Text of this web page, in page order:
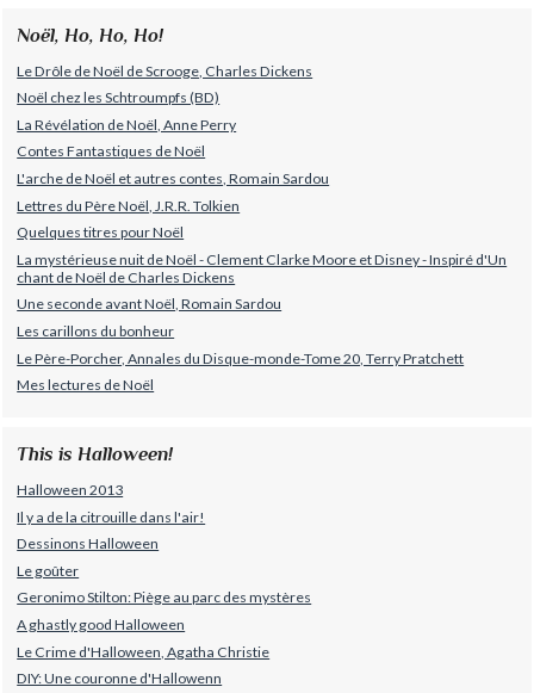
Noël, Ho, Ho, Ho!
Le Drôle de Noël de Scrooge, Charles Dickens
Noël chez les Schtroumpfs (BD)
La Révélation de Noël, Anne Perry
Contes Fantastiques de Noël
L'arche de Noël et autres contes, Romain Sardou
Lettres du Père Noël, J.R.R. Tolkien
Quelques titres pour Noël
La mystérieuse nuit de Noël - Clement Clarke Moore et Disney - Inspiré d'Un
chant de Noël de Charles Dickens
Une seconde avant Noël, Romain Sardou
Les carillons du bonheur
Le Père-Porcher, Annales du Disque-monde-Tome 20, Terry Pratchett
Mes lectures de Noël
This is Halloween!
Halloween 2013
Il y a de la citrouille dans l'air!
Dessinons Halloween
Le goûter
Geronimo Stilton: Piège au parc des mystères
A ghastly good Halloween
Le Crime d'Halloween, Agatha Christie
DIY: Une couronne d'Hallowenn